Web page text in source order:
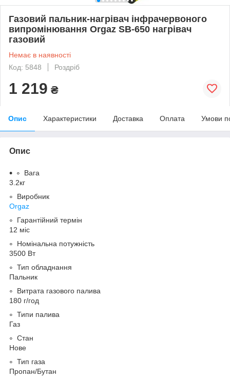
Газовий пальник-нагрівач інфрачервоного
випромінювання Orgaz SB-650 нагрівач
газовий
Немає в наявності
Код: 5848
Роздріб
1 219 ₴
Опис Характеристики Доставка Оплата Умови
Опис
Вага
3.2кг
Виробник
Orgaz
Гарантійний термін
12 міс
Номінальна потужність
3500 Вт
Тип обладнання
Пальник
Витрата газового палива
180 г/год
Типи палива
Газ
Стан
Нове
Тип газа
Пропан/Бутан